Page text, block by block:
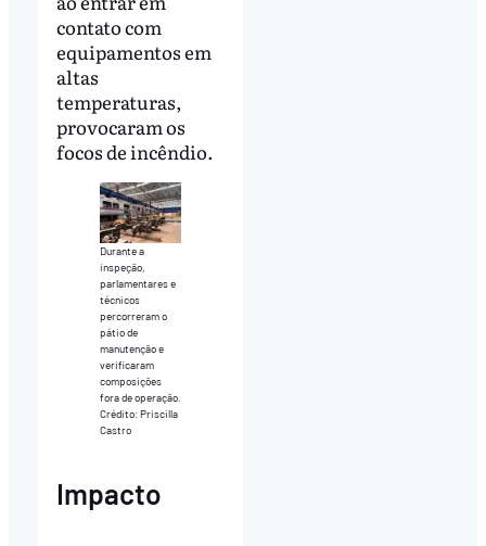
contato com
equipamentos em
altas
temperaturas,
provocaram os
focos de incêndio.
Durante a
inspeção,
parlamentares e
técnicos
percorreram o
pátio de
manutenção e
verificaram
composições
fora de operação.
Crédito: Priscilla
Castro
Impacto